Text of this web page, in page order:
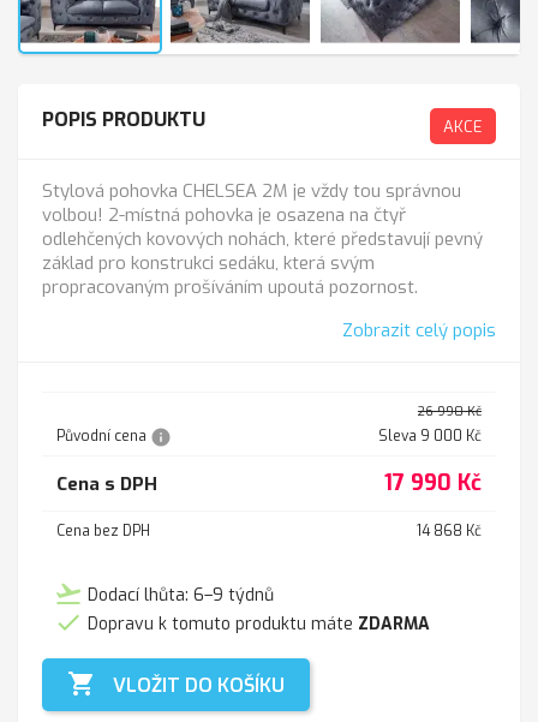
POPIS PRODUKTU AKCE
Stylová pohovka CHELSEA 2M je vždy tou správnou
volbou! 2-místná pohovka je osazena na čtyř
odlehčených kovových nohách, které představují pevný
základ pro konstrukci sedáku, která svým
propracovaným prošíváním upoutá pozornost.
Zobrazit celý popis
Původní cena info
26 990 Kč
Sleva 9 000 Kč
Cena s DPH 17 990 Kč
Cena bez DPH 14 868 Kč
flight_takeoff Dodací lhůta: 6–9 týdnů
 Dopravu k tomuto produktu máte ZDARMA
 VLOŽIT DO KOŠÍKU